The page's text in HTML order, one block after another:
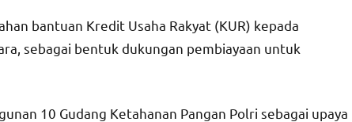
bantuan Kredit Usaha Rakyat (KUR) kepada
sebagai bentuk dukungan pembiayaan untuk
10 Gudang Ketahanan Pangan Polri sebagai upaya